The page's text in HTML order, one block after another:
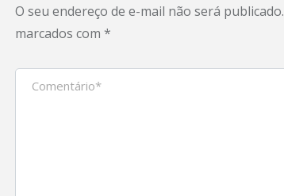
O seu endereço de e-mail não será publicado.
marcados com *